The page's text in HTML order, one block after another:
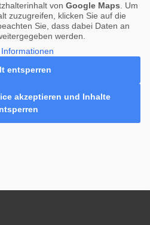
von Google Maps . Um
zuzugreifen, klicken Sie auf die
Sie, dass dabei Daten an
werden.
entsperren
akzeptieren und Inhalte